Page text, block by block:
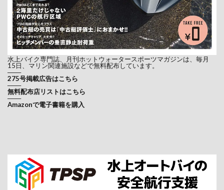
水上バイク専門誌、月刊ホットウォータースポーツマガジンは、毎月
15日、マリン関連施設などで無料配布しています。
───
275号掲載広告はこちら
───
無料配布店リストはこちら
───
Amazonで電子書籍を購入